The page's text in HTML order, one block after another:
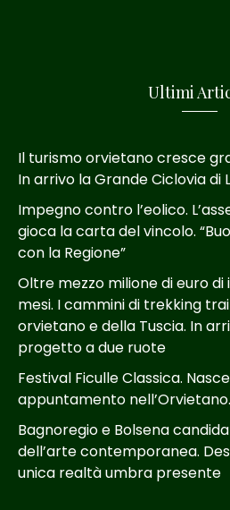
Ultimi
Il turismo orvietano cresce
In arrivo la Grande Ciclovia di
Impegno contro l’eolico.
gioca la carta del vincolo.
con la Regione”
Oltre mezzo milione di euro
mesi. I cammini di trekking
orvietano e della Tuscia. In
progetto a due ruote
Festival Ficulle Classica.
appuntamento nell’Orvietano.
Bagnoregio e Bolsena
dell’arte contemporanea.
unica realtà umbra presente